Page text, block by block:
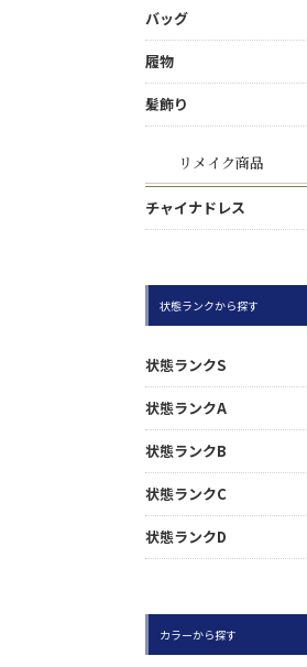
バッグ
履物
髪飾り
リメイク商品
チャイナドレス
状態ランクから探す
状態ランクS
状態ランクA
状態ランクB
状態ランクC
状態ランクD
カラーから探す